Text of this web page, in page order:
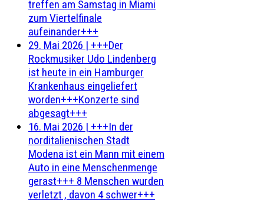
treffen am Samstag in Miami
zum Viertelfinale
aufeinander+++
29. Mai 2026 | +++Der
Rockmusiker Udo Lindenberg
ist heute in ein Hamburger
Krankenhaus eingeliefert
worden+++Konzerte sind
abgesagt+++
16. Mai 2026 | +++In der
norditalienischen Stadt
Modena ist ein Mann mit einem
Auto in eine Menschenmenge
gerast+++ 8 Menschen wurden
verletzt , davon 4 schwer+++